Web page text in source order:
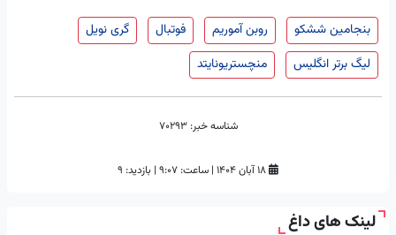
بنجامین ششکو روبن آموریم فوتبال
گری نویل
لیگ برتر انگلیس
منچستریونایتد
شناسه خبر: 70293
| ساعت: ۹:۰۷ | بازدید: 9
لینک های داغ